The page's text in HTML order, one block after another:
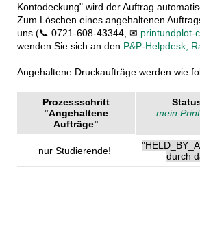
Kontodeckung" wird der Auftrag
Zum Löschen eines angehaltenen
uns (📞 0721-608-43344, ✉ printundplot-
wenden Sie sich an den P&P-Helpdesk,
Angehaltene Druckaufträge werden wie
Prozessschritt
"Angehaltene
Aufträge"
mein
nur Studierende!
durch